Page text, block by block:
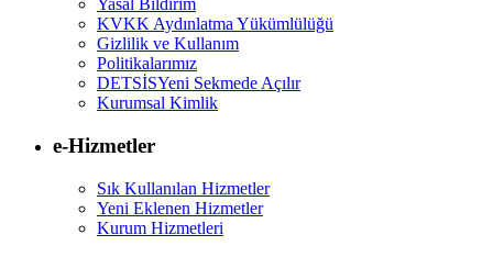
Yasal Bildirim
KVKK Aydınlatma Yükümlülüğü
Gizlilik ve Kullanım
Politikalarımız
DETSİSYeni Sekmede Açılır
Kurumsal Kimlik
e-Hizmetler
Sık Kullanılan Hizmetler
Yeni Eklenen Hizmetler
Kurum Hizmetleri